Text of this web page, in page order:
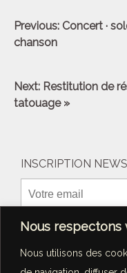
Nous respectons
Nous utilisons des
Navigation
de
Previous: Concert ·
chanson
Next: Restitution de
tatouage »
INSCRIPTION